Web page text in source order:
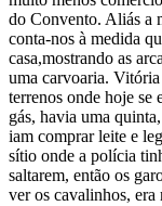
do Convento. Aliás a
conta-nos à medida
casa,mostrando as
uma carvoaria.
terrenos onde hoje se
gás, havia uma
iam comprar leite e
sítio onde a polícia
saltarem, então os
ver os cavalinhos,